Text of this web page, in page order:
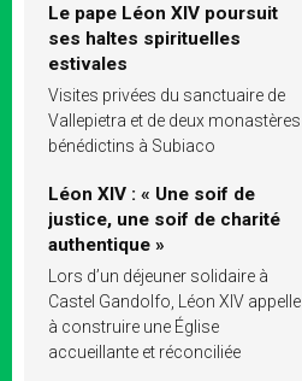
Le pape Léon XIV poursuit
ses haltes spirituelles
estivales
Visites privées du sanctuaire de
Vallepietra et de deux monastères
bénédictins à Subiaco
Léon XIV : « Une soif de
justice, une soif de charité
authentique »
Lors d’un déjeuner solidaire à
Castel Gandolfo, Léon XIV appelle
à construire une Église
accueillante et réconciliée